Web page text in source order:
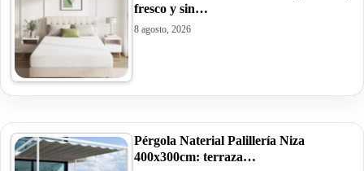
fresco y sin…
8 agosto, 2026
Pérgola Naterial Palillería Niza
400x300cm: terraza…